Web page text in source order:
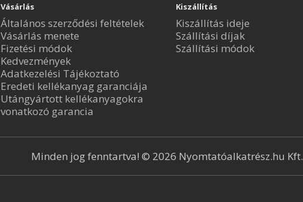
Vásárlás
Általános szerződési feltételek
Vásárlás menete
Fizetési módok
Kedvezmények
Adatkezelési Tájékoztató
Eredeti kellékanyag garanciája
Utángyártott kellékanyagokra
vonatkozó garancia
Kiszállítás
Kiszállítás ideje
Szállítási díjak
Szállítási módok
Minden jog fenntartva! © 2026 Nyomtatóalkatrész.hu Kft.